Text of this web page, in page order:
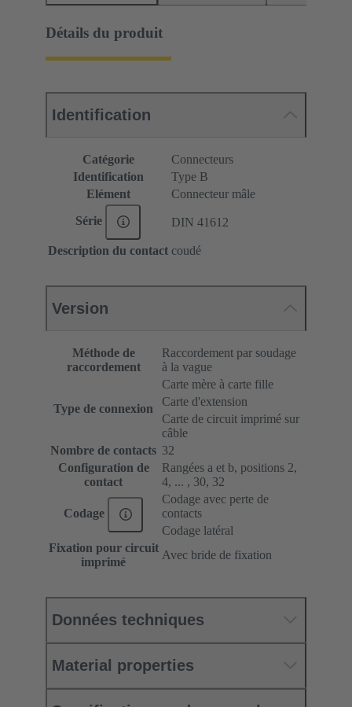
Détails du produit
Identification
Catégorie
Connecteurs
Identification
Type B
Elément
Connecteur mâle
Série DIN 41612
Description du contact coudé
Version
Méthode de
raccordement
Raccordement par soudage
à la vague
Type de connexion
Carte mère à carte fille
Carte d'extension
Carte de circuit imprimé sur
câble
Nombre de contacts 32
Configuration de
contact
Rangées a et b, positions 2,
4, ... , 30, 32
Codage
Codage avec perte de
contacts
Codage latéral
Fixation pour circuit
imprimé
Avec bride de fixation
Données techniques
Material properties